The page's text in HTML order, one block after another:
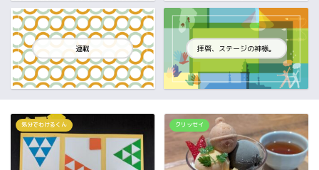
連載 拝啓、ステージの神様。
気分でわけるくん クリッセイ